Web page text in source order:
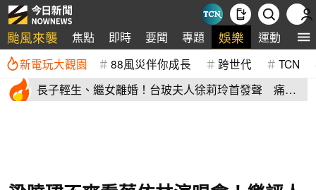
颱風來襲 焦點 即時 要聞 專題 娛樂 運動 全
新電玩大觀園 88風災伴你成長 跨世代 TCN
長子輕生、繼女離婚！台玻夫人徐莉玲首發聲 痛揭